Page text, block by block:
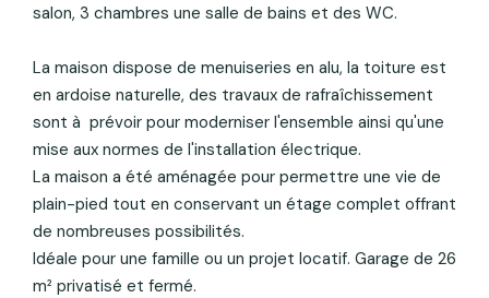
salon, 3 chambres une salle de bains et des WC.
La maison dispose de menuiseries en alu, la toiture est
en ardoise naturelle, des travaux de rafraîchissement
sont à prévoir pour moderniser l'ensemble ainsi qu'une
mise aux normes de l'installation électrique.
La maison a été aménagée pour permettre une vie de
plain-pied tout en conservant un étage complet offrant
de nombreuses possibilités.
Idéale pour une famille ou un projet locatif. Garage de 26
m² privatisé et fermé.